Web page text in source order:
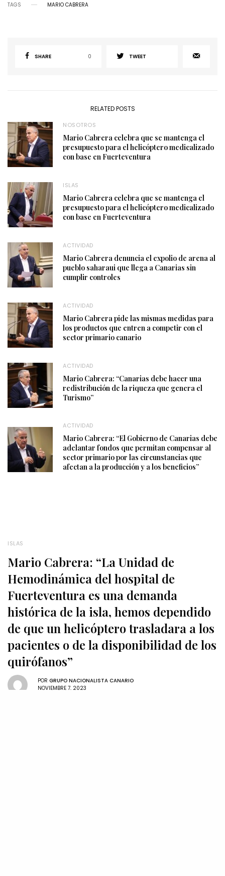
TAGS MARIO CABRERA
SHARE 0 TWEET
RELATED POSTS
NOSOTROS
Mario Cabrera celebra que se mantenga el
presupuesto para el helicóptero medicalizado
con base en Fuerteventura
ISLAS
Mario Cabrera celebra que se mantenga el
presupuesto para el helicóptero medicalizado
con base en Fuerteventura
ACTIVIDAD
Mario Cabrera denuncia el expolio de arena al
pueblo saharaui que llega a Canarias sin
cumplir controles
ACTIVIDAD
Mario Cabrera pide las mismas medidas para
los productos que entren a competir con el
sector primario canario
ACTIVIDAD
Mario Cabrera: “Canarias debe hacer una
redistribución de la riqueza que genera el
Turismo”
ACTIVIDAD
Mario Cabrera: “El Gobierno de Canarias debe
adelantar fondos que permitan compensar al
sector primario por las circunstancias que
afectan a la producción y a los beneficios”
ISLAS
Mario Cabrera: “La Unidad de
Hemodinámica del hospital de
Fuerteventura es una demanda
histórica de la isla, hemos dependido
de que un helicóptero trasladara a los
pacientes o de la disponibilidad de los
quirófanos”
POR GRUPO NACIONALISTA CANARIO
NOVIEMBRE 7, 2023